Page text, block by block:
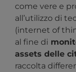
come vere e
all’utilizzo di
(internet of
al fine di
assets delle
raccolta